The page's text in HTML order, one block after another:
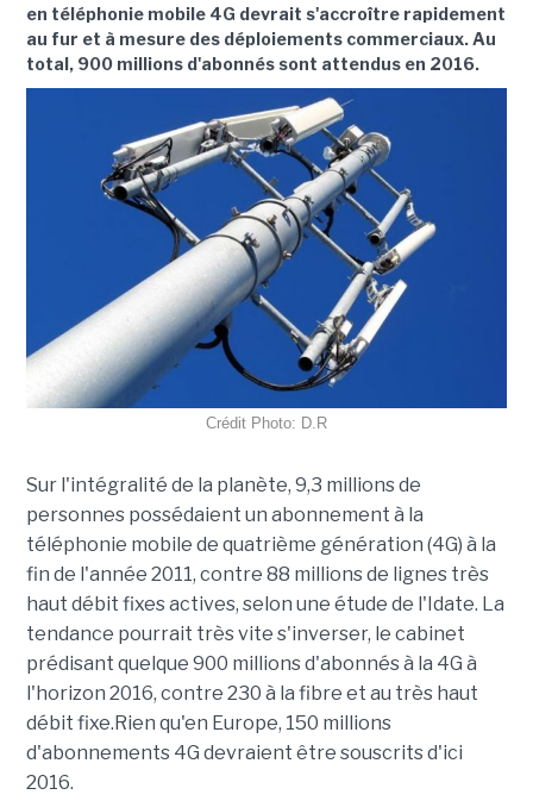
en téléphonie mobile 4G devrait s'accroître rapidement
au fur et à mesure des déploiements commerciaux. Au
total, 900 millions d'abonnés sont attendus en 2016.
Crédit Photo: D.R
Sur l'intégralité de la planète, 9,3 millions de
personnes possédaient un abonnement à la
téléphonie mobile de quatrième génération (4G) à la
fin de l'année 2011, contre 88 millions de lignes très
haut débit fixes actives, selon une étude de l'Idate. La
tendance pourrait très vite s'inverser, le cabinet
prédisant quelque 900 millions d'abonnés à la 4G à
l'horizon 2016, contre 230 à la fibre et au très haut
débit fixe.Rien qu'en Europe, 150 millions
d'abonnements 4G devraient être souscrits d'ici
2016.